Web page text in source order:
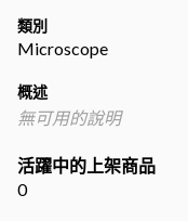
類別
Microscope
概述
無可用的說明
活躍中的上架商品
0